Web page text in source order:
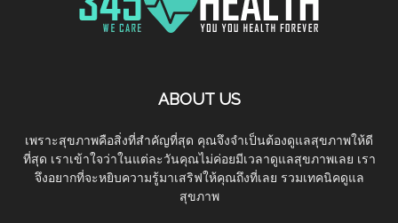
ABOUT US
เพราะสุขภาพคือสิ่งที่สำคัญที่สุด คุณจึงจำเป็นต้องดูแลสุขภาพให้ดี
ที่สุด เราเข้าใจว่าในแต่ละวันคุณไม่ค่อยมีเวลาดูแลสุขภาพเลย เรา
จึงอยากที่จะหยิบความรู้มาเสริฟให้คุณถึงที่เลย รวมเทคนิคดูแล
สุขภาพ